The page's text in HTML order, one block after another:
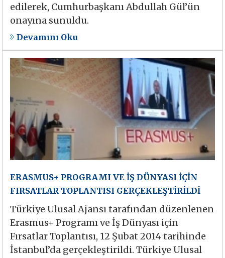
edilerek, Cumhurbaşkanı Abdullah Gül’ün
onayına sunuldu.
Devamını Oku
ERASMUS+ PROGRAMI VE İŞ DÜNYASI İÇİN
FIRSATLAR TOPLANTISI GERÇEKLEŞTİRİLDİ
Türkiye Ulusal Ajansı tarafından düzenlenen
Erasmus+ Programı ve İş Dünyası için
Fırsatlar Toplantısı, 12 Şubat 2014 tarihinde
İstanbul’da gerçekleştirildi. Türkiye Ulusal